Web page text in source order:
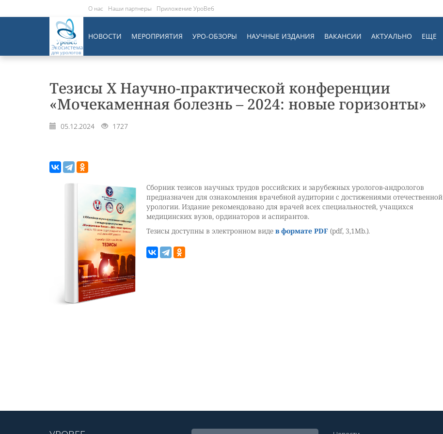
О нас Наши партнеры Приложение УроВеб
Экосистема
для урологов
НОВОСТИ МЕРОПРИЯТИЯ УРО-ОБЗОРЫ НАУЧНЫЕ ИЗДАНИЯ ВАКАНСИИ АКТУАЛЬНО ЕЩЕ
Тезисы Х Научно-практической конференции
«Мочекаменная болезнь – 2024: новые горизонты»
05.12.2024 1727
Сборник тезисов научных трудов российских и зарубежных урологов-андрологов
предназначен для ознакомления врачебной аудитории с достижениями отечественной
урологии. Издание рекомендовано для врачей всех специальностей, учащихся
медицинских вузов, ординаторов и аспирантов.
Тезисы доступны в электронном виде в формате PDF (pdf, 3,1Mb.).